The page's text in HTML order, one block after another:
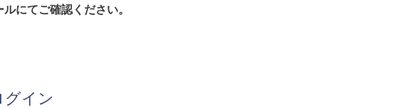
てご確認ください。
グイン